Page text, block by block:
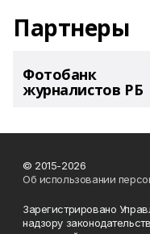
Партнеры
Фотобанк
журналистов РБ
© 2015-2026
Об использовании
Зарегистрировано
надзору